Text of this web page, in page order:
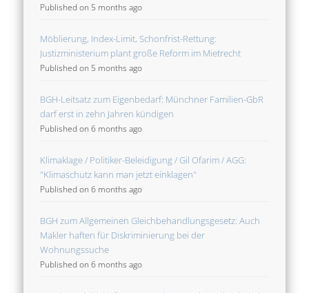
Published on 5 months ago
Möblierung, Index-Limit, Schonfrist-Rettung:
Justizministerium plant große Reform im Mietrecht
Published on 5 months ago
BGH-Leitsatz zum Eigenbedarf: Münchner Familien-GbR
darf erst in zehn Jahren kündigen
Published on 6 months ago
Klimaklage / Politiker-Beleidigung / Gil Ofarim / AGG:
"Klimaschutz kann man jetzt einklagen"
Published on 6 months ago
BGH zum Allgemeinen Gleichbehandlungsgesetz: Auch
Makler haften für Diskriminierung bei der
Wohnungssuche
Published on 6 months ago